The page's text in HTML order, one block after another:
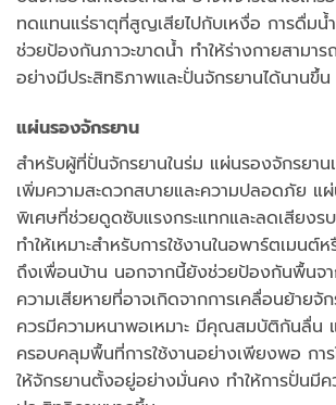
ทดแทนแร่ธาตุที่สูญเสียไปกับเหงื่อ การดื่มน้
ช่วยป้องกันภาวะขาดน้ำ ทำให้ร่างกายสามา
อย่างมีประสิทธิภาพและปั่นจักรยานได้นานขึ้น
แผ่นรองจักรยาน
สำหรับผู้ที่ปั่นจักรยานในร่ม แผ่นรองจักรยา
เพิ่มความสะดวกสบายและความปลอดภัย แ
พิเศษที่ช่วยดูดซับแรงกระแทกและลดเสียงร
ทำให้เหมาะสำหรับการใช้งานในอพาร์ตเมน
ถึงเพื่อนบ้าน นอกจากนี้ยังช่วยป้องกันพื้นจ
ความเสียหายที่อาจเกิดจากการเคลื่อนย้าย
ควรมีความหนาพอเหมาะ มีคุณสมบัติกันลื่น
ครอบคลุมพื้นที่การใช้งานอย่างเพียงพอ กา
ให้จักรยานตั้งอยู่อย่างมั่นคง ทำให้การปั่นมี